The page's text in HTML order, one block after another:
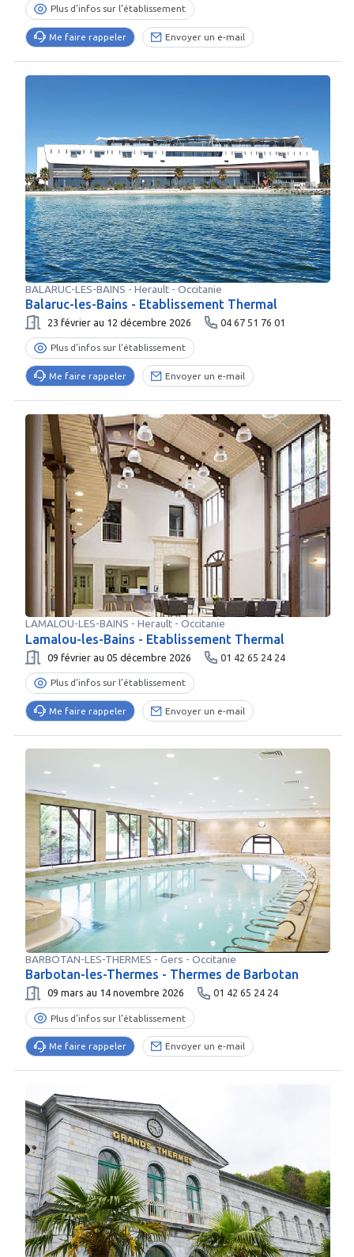
Plus d’infos sur l’établissement
Me faire rappeler Envoyer un e-mail
BALARUC-LES-BAINS - Herault- Occitanie
Balaruc-les-Bains - Etablissement Thermal
23 février au 12 décembre 2026 04 67 51 76 01
Plus d’infos sur l’établissement
Me faire rappeler Envoyer un e-mail
LAMALOU-LES-BAINS - Herault- Occitanie
Lamalou-les-Bains - Etablissement Thermal
09 février au 05 décembre 2026 01 42 65 24 24
Plus d’infos sur l’établissement
Me faire rappeler Envoyer un e-mail
BARBOTAN-LES-THERMES - Gers - Occitanie
Barbotan-les-Thermes - Thermes de Barbotan
09 mars au 14 novembre 2026 01 42 65 24 24
Plus d’infos sur l’établissement
Me faire rappeler Envoyer un e-mail